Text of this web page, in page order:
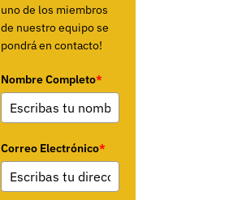
uno de los miembros
de nuestro equipo se
pondrá en contacto!
Nombre Completo*
Correo Electrónico*